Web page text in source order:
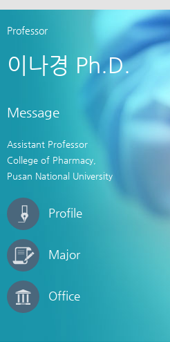
Professor
이나경 Ph.D.
Message
Assistant Professor
College of Pharmacy,
Pusan National University
Profile
Major
Office